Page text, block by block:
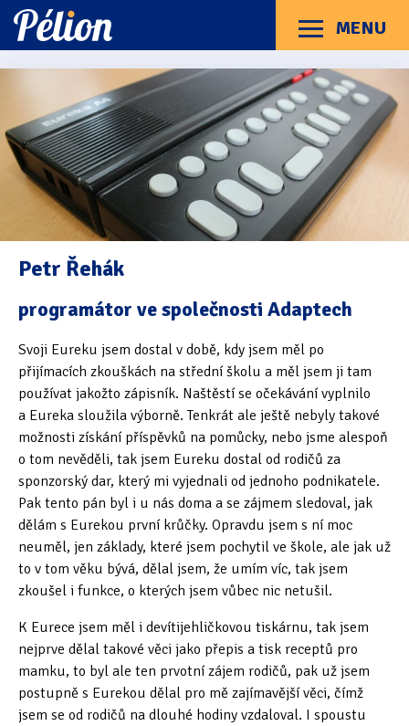
Přejít
na
štítky
Přejít
na
kategorie
Přejít
na
obsah
MENU
Menu
Články
Příručky O Pélionu
Kontakt
Eureka A4
Kde a jak se zrodila Eureka A4?
Učíme se česky
Pojďme si Eureku prohlédnout
Probouzíme Eureku
Vybrané funkce Eureky
Co bylo dál?
Jak na Eureku vzpomínají
Ing. Milan Hudeček – tvůrce Eureky
PhDr. Rudolf Volejník
Ing. Jiří Kalvoda
Josef Konečný
RNDr. Hana Bubeníčková
Mgr. Aleš Moravec
Mgr. Marek Susčík
Zdeněk Bajtl
Petr Řehák
programátor ve společnosti Adaptech
Svoji Eureku jsem dostal v době, kdy jsem měl po
přijímacích zkouškách na střední školu a měl jsem ji tam
používat jakožto zápisník. Naštěstí se očekávání vyplnilo
a Eureka sloužila výborně. Tenkrát ale ještě nebyly takové
možnosti získání příspěvků na pomůcky, nebo jsme alespoň
o tom nevěděli, tak jsem Eureku dostal od rodičů za
sponzorský dar, který mi vyjednali od jednoho podnikatele.
Pak tento pán byl i u nás doma a se zájmem sledoval, jak
dělám s Eurekou první krůčky. Opravdu jsem s ní moc
neuměl, jen základy, které jsem pochytil ve škole, ale jak už
to v tom věku bývá, dělal jsem, že umím víc, tak jsem
zkoušel i funkce, o kterých jsem vůbec nic netušil.
K Eurece jsem měl i devítijehličkovou tiskárnu, tak jsem
nejprve dělal takové věci jako přepis a tisk receptů pro
mamku, to byl ale ten prvotní zájem rodičů, pak už jsem
postupně s Eurekou dělal pro mě zajímavější věci, čímž
jsem se od rodičů na dlouhé hodiny vzdaloval. I spoustu